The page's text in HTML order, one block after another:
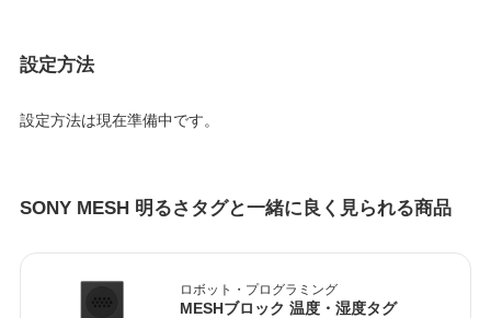
設定方法
設定方法は現在準備中です。
SONY MESH 明るさタグと一緒に良く見られる商品
ロボット・プログラミング
MESHブロック 温度・湿度タグ